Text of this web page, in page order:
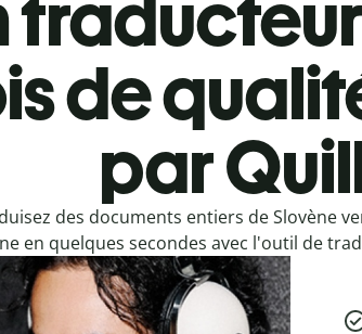
de
par
des documents entiers de Slovène
en quelques secondes avec l'outil de